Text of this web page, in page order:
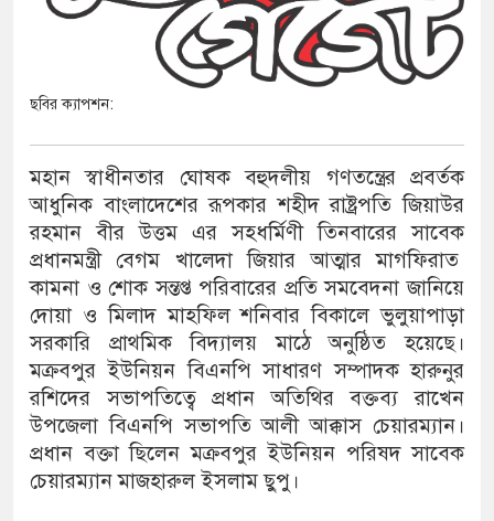
ছবির ক্যাপশন:
মহান স্বাধীনতার ঘোষক বহুদলীয় গণতন্ত্রের প্রবর্তক
আধুনিক বাংলাদেশের রূপকার শহীদ রাষ্ট্রপতি জিয়াউর
রহমান বীর উত্তম এর সহধর্মিণী তিনবারের সাবেক
প্রধানমন্ত্রী বেগম খালেদা জিয়ার আত্মার মাগফিরাত
কামনা ও শোক সন্তপ্ত পরিবারের প্রতি সমবেদনা জানিয়ে
দোয়া ও মিলাদ মাহফিল শনিবার বিকালে ভুলুয়াপাড়া
সরকারি প্রাথমিক বিদ্যালয় মাঠে অনুষ্ঠিত হয়েছে।
মক্রবপুর ইউনিয়ন বিএনপি সাধারণ সম্পাদক হারুনুর
রশিদের সভাপতিত্বে প্রধান অতিথির বক্তব্য রাখেন
উপজেলা বিএনপি সভাপতি আলী আক্কাস চেয়ারম্যান।
প্রধান বক্তা ছিলেন মক্রবপুর ইউনিয়ন পরিষদ সাবেক
চেয়ারম্যান মাজহারুল ইসলাম ছুপু।